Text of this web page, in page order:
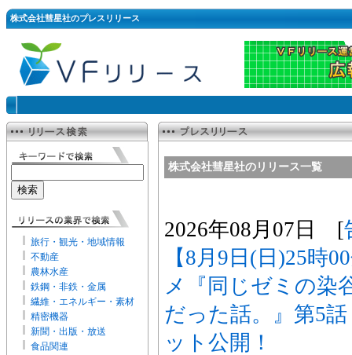
株式会社彗星社のプレスリリース
旅行・観光・地域情報
不動産
農林水産
鉄鋼・非鉄・金属
繊維・エネルギー・素材
精密機器
新聞・出版・放送
食品関連
株式会社彗星社のリリース一覧
2026年08月07日 [
【8月9日(日)25時
メ『同じゼミの染
だった話。』第5
ット公開！